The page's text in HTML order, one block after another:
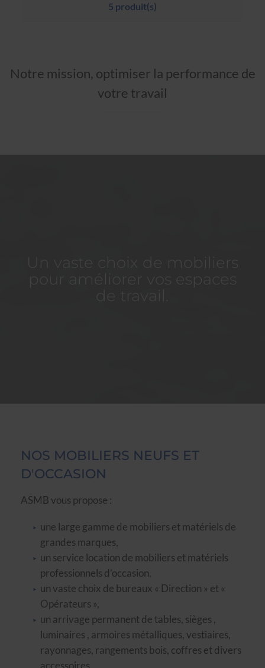
5 produit(s)
Notre mission, optimiser la performance de
votre travail
NOS MOBILIERS NEUFS ET
D'OCCASION
ASMB vous propose :
une large gamme de mobiliers et matériels de
grandes marques,
un service location de mobiliers et matériels
professionnels d’occasion,
un vaste choix de bureaux « Direction » et «
Opérateurs »,
un arrivage permanent de tables, sièges ,
luminaires , armoires métalliques, vestiaires,
rayonnages, rangements bois, coffres et divers
accessoires..